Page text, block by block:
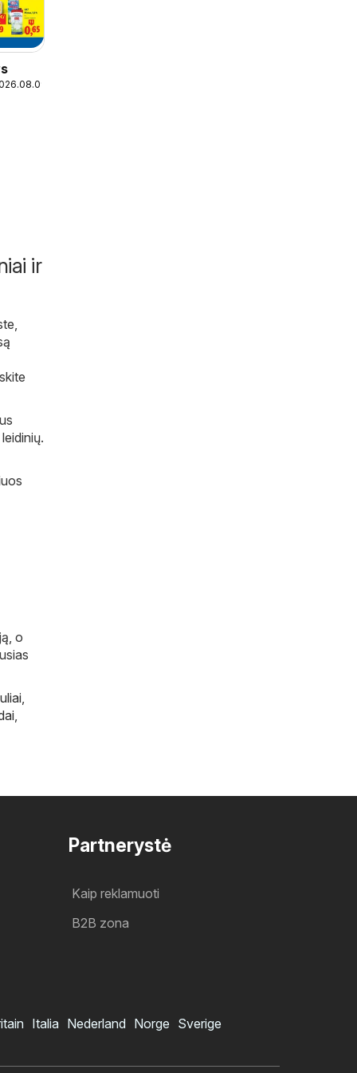
ir
o
Partnerystė
Kaip reklamuoti
B2B zona
Italia Nederland Norge Sverige